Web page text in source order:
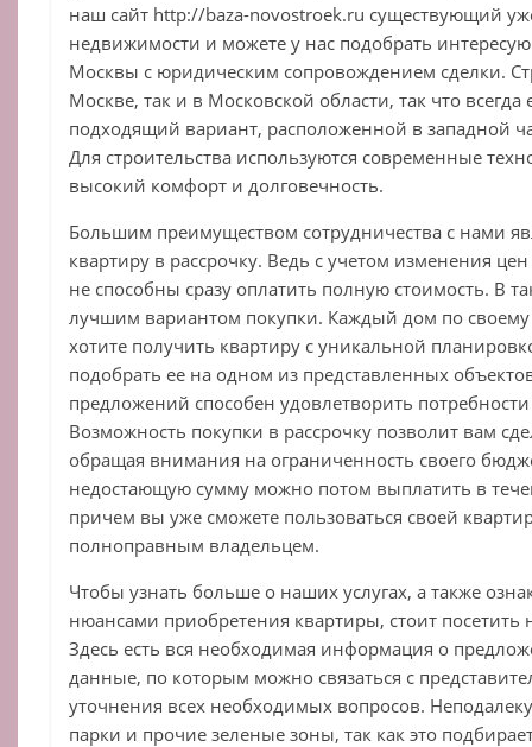
наш сайт http://baza-novostroek.ru существующий
недвижимости и можете у нас подобрать
Москвы с юридическим сопровождением сделки.
Москве, так и в Московской области, так что
подходящий вариант, расположенной в западной
Для строительства используются современные
высокий комфорт и долговечность.
Большим преимуществом сотрудничества с нами
квартиру в рассрочку. Ведь с учетом изменения
не способны сразу оплатить полную стоимость. В
лучшим вариантом покупки. Каждый дом по своему
хотите получить квартиру с уникальной
подобрать ее на одном из представленных
предложений способен удовлетворить
Возможность покупки в рассрочку позволит вам
обращая внимания на ограниченность своего
недостающую сумму можно потом выплатить в
причем вы уже сможете пользоваться своей
полноправным владельцем.
Чтобы узнать больше о наших услугах, а также
нюансами приобретения квартиры, стоит
Здесь есть вся необходимая информация о
данные, по которым можно связаться с
уточнения всех необходимых вопросов.
парки и прочие зеленые зоны, так как это